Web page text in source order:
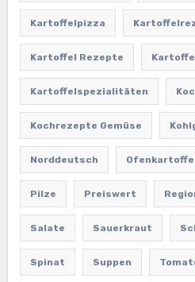
Kartoffelpizza
Kartoffel Rezepte
Kartoffelspezialitäten
Kochrezepte Gemüse
Norddeutsch
Pilze Preiswert
Salate Sauerkraut
Spinat Suppen